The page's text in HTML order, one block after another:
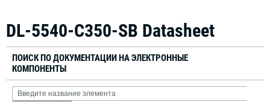
DL-5540-C350-SB Datasheet
ПОИСК ПО ДОКУМЕНТАЦИИ НА ЭЛЕКТРОННЫЕ
КОМПОНЕНТЫ